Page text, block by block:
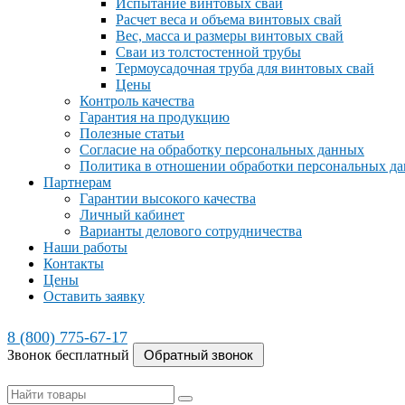
Испытание винтовых свай
Расчет веса и объема винтовых свай
Вес, масса и размеры винтовых свай
Сваи из толстостенной трубы
Термоусадочная труба для винтовых свай
Цены
Контроль качества
Гарантия на продукцию
Полезные статьи
Согласие на обработку персональных данных
Политика в отношении обработки персональных
Партнерам
Гарантии высокого качества
Личный кабинет
Варианты делового сотрудничества
Наши работы
Контакты
Цены
Оставить заявку
8 (800) 775-67-17
Звонок бесплатный